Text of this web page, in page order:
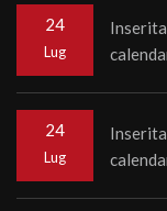
24
Lug
24
Lug